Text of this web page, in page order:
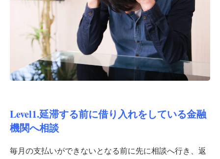
Level1.延滞する前に借り入れをしている金融
機関へ相談
毎月の支払いができないとなる前に先に相談へ行き、返